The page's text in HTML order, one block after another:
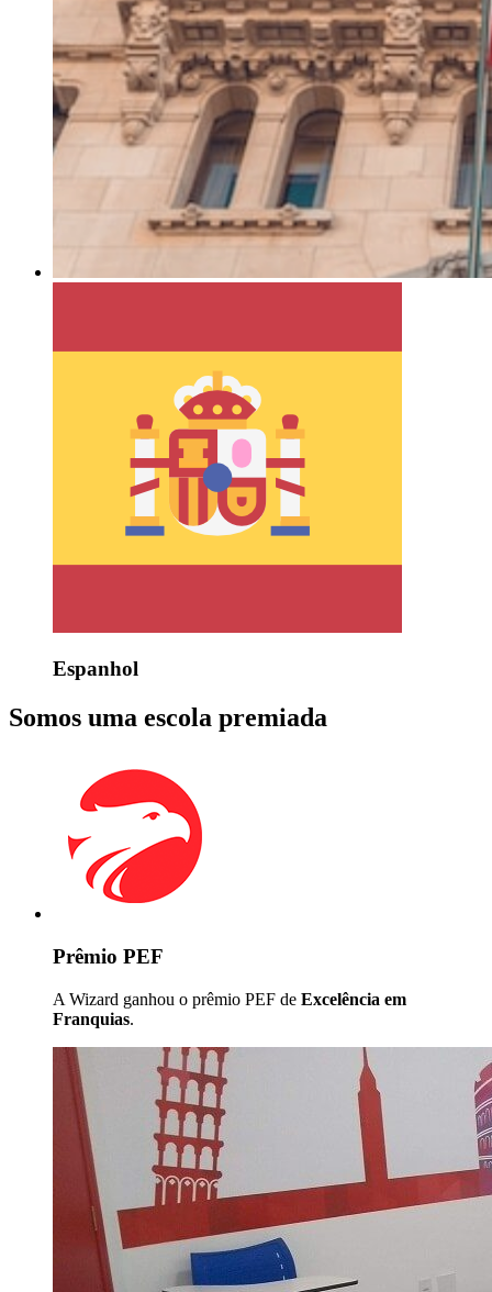
Espanhol
Somos uma escola premiada
Prêmio PEF
A Wizard ganhou o prêmio PEF de Excelência em
Franquias.